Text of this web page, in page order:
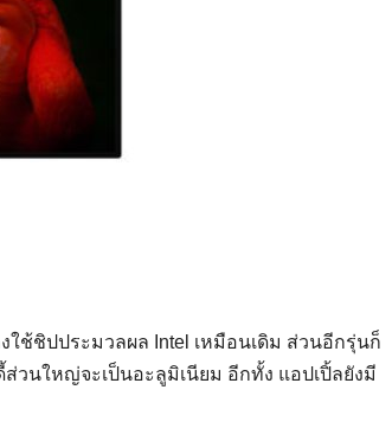
ใช้ชิปประมวลผล Intel เหมือนเดิม ส่วนอีกรุ่นก็
วนใหญ่จะเป็นอะลูมิเนียม อีกทั้ง แอปเปิ้ลยังมี